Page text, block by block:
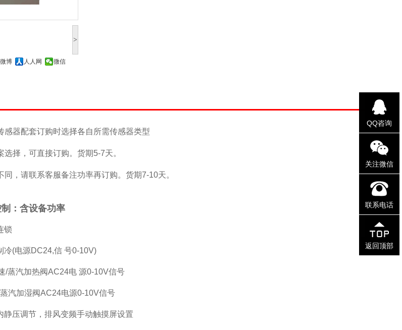
>
博 人人网 微信
感器配套订购时选择各自所需传感器类型
择，可直接订购。货期5-7天。
，请联系客服备注功率再订购。货期7-10天。
：含设备功率
锁
冷(电源DC24,信 号0-10V)
/蒸汽加热阀AC24电 源0-10V信号
汽加湿阀AC24电源0-10V信号
静压调节，排风变频手动触摸屏设置
QQ咨询
关注微信
联系电话
返回顶部